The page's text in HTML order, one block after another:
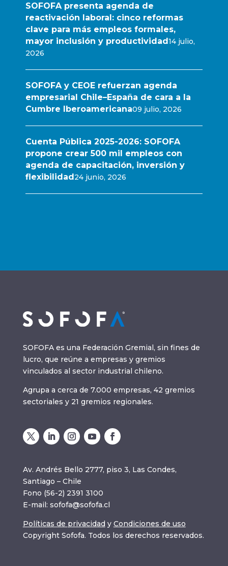
SOFOFA presenta agenda de
reactivación laboral: cinco reformas
clave para más empleos formales,
mayor inclusión y productividad14 julio,
2026
SOFOFA y CEOE refuerzan agenda
empresarial Chile–España de cara a la
Cumbre Iberoamericana09 julio, 2026
Cuenta Pública 2025-2026: SOFOFA
propone crear 500 mil empleos con
agenda de capacitación, inversión y
flexibilidad24 junio, 2026
SOFOFA es una Federación Gremial, sin fines de
lucro, que reúne a empresas y gremios
vinculados al sector industrial chileno.
Agrupa a cerca de 7.000 empresas, 42 gremios
sectoriales y 21 gremios regionales.
Av. Andrés Bello 2777, piso 3, Las Condes,
Santiago – Chile
Fono (56-2) 2391 3100
E-mail: sofofa@sofofa.cl
Políticas de privacidad y Condiciones de uso
Copyright Sofofa. Todos los derechos reservados.